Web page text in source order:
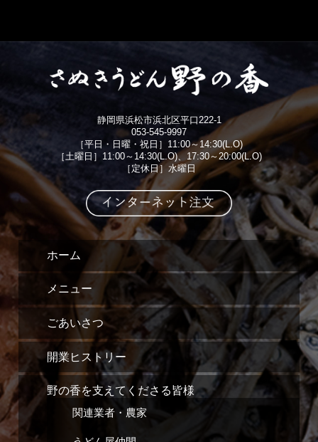
静岡県浜松市浜北区平口222-1
053-545-9997
［平日・日曜・祝日］11:00～14:30(L.O)
［土曜日］11:00～14:30(L.O)、17:30～20:00(L.O)
［定休日］水曜日
ホーム
メニュー
ごあいさつ
開業ヒストリー
野の香を支えてくださる皆様
関連業者・農家